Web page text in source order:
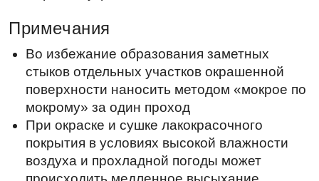
поверхности.
В связи с погодными условиями из-за
влажной нагрузки (дождь, иней, туман) на
поверхность покрытия могут выходить в
виде потеков пигментные или прозрачные,
полуглянцевые и клеевидные
вспомогательные вещества. На качество
высохшего покрытия это не будет
оказывать негативного влияния
Характеристики